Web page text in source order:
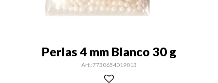
Perlas 4 mm Blanco 30 g
7730654019013